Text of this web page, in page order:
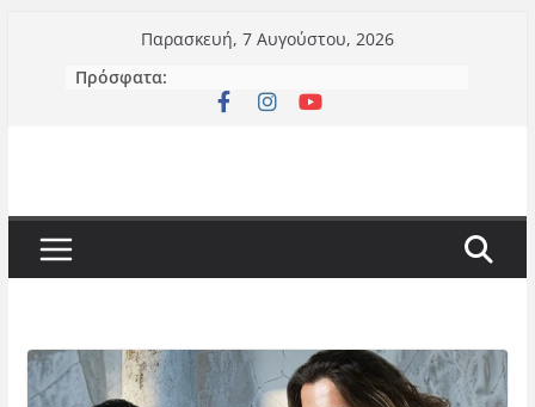
περιεχόμενο
Παρασκευή, 7 Αυγούστου, 2026
Πρόσφατα: